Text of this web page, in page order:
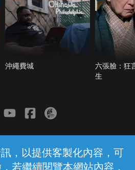
，以提供客製化內容，可
若繼續閱覽本網站內容，
沖繩費城
六張臉：狂
生
限公司個人家庭分公司